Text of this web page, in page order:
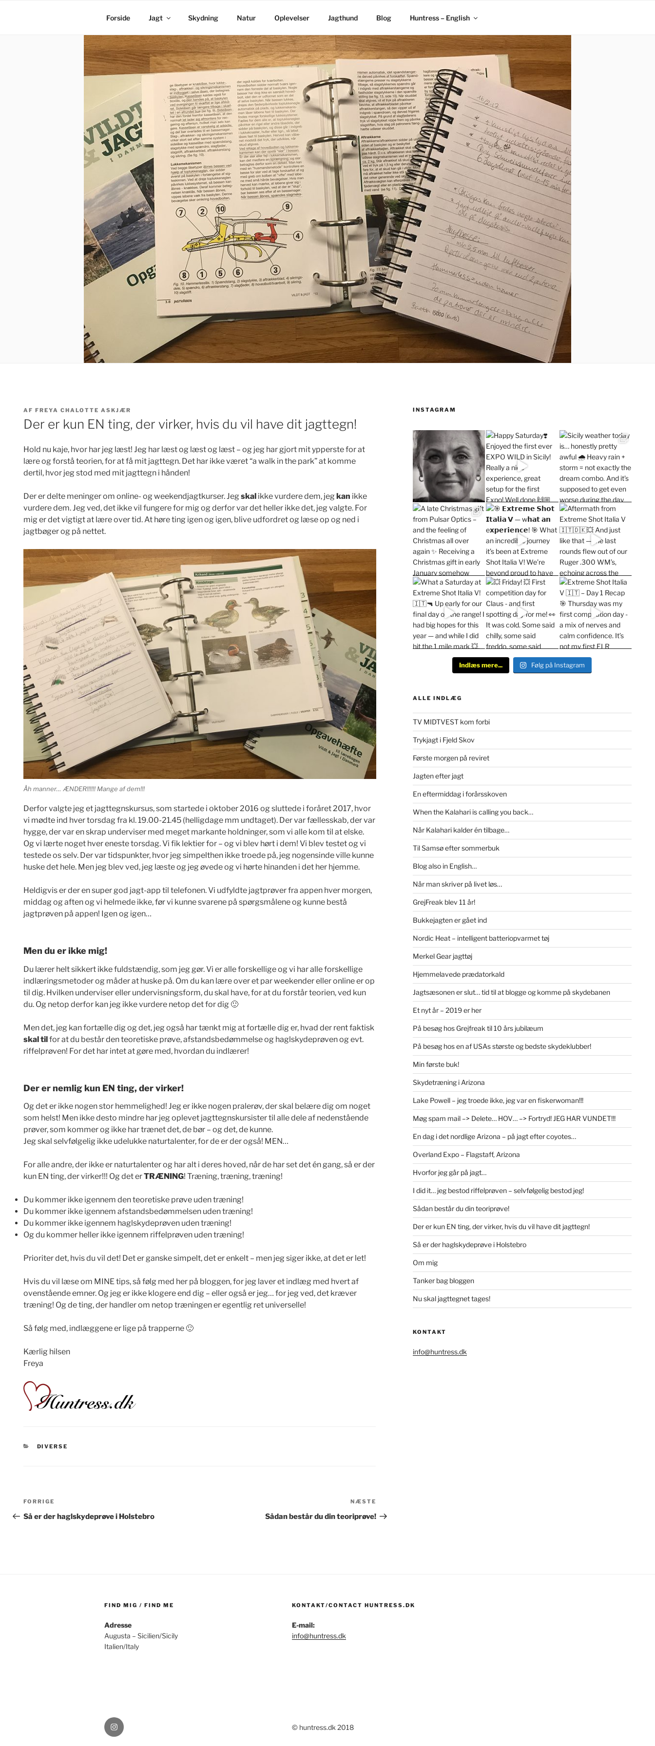
Forside Jagt Skydning Natur Oplevelser Jagthund Blog Huntress – English
UDGIVET
DEN
AF FREYA CHALOTTE ASKJÆR
Der er kun EN ting, der virker, hvis du vil have dit jagttegn!
Hold nu kaje, hvor har jeg læst! Jeg har læst og læst og læst – og jeg har gjort mit ypperste for at
lære og forstå teorien, for at få mit jagttegn. Det har ikke været “a walk in the park” at komme
dertil, hvor jeg stod med mit jagttegn i hånden!
Der er delte meninger om online- og weekendjagtkurser. Jeg skal ikke vurdere dem, jeg kan ikke
vurdere dem. Jeg ved, det ikke vil fungere for mig og derfor var det heller ikke det, jeg valgte. For
mig er det vigtigt at lære over tid. At høre ting igen og igen, blive udfordret og læse op og ned i
jagtbøger og på nettet.
Åh manner… ÆNDER!!!!!! Mange af dem!!!
Derfor valgte jeg et jagttegnskursus, som startede i oktober 2016 og sluttede i foråret 2017, hvor
vi mødte ind hver torsdag fra kl. 19.00-21.45 (helligdage mm undtaget). Der var fællesskab, der var
hygge, der var en skrap underviser med meget markante holdninger, som vi alle kom til at elske.
Og vi lærte noget hver eneste torsdag. Vi fik lektier for – og vi blev hørt i dem! Vi blev testet og vi
testede os selv. Der var tidspunkter, hvor jeg simpelthen ikke troede på, jeg nogensinde ville kunne
huske det hele. Men jeg blev ved, jeg læste og jeg øvede og vi hørte hinanden i det her hjemme.
Heldigvis er der en super god jagt-app til telefonen. Vi udfyldte jagtprøver fra appen hver morgen,
middag og aften og vi helmede ikke, før vi kunne svarene på spørgsmålene og kunne bestå
jagtprøven på appen! Igen og igen…
Men du er ikke mig!
Du lærer helt sikkert ikke fuldstændig, som jeg gør. Vi er alle forskellige og vi har alle forskellige
indlæringsmetoder og måder at huske på. Om du kan lære over et par weekender eller online er op
til dig. Hvilken underviser eller undervisningsform, du skal have, for at du forstår teorien, ved kun
du. Og netop derfor kan jeg ikke vurdere netop det for dig 🙂
Men det, jeg kan fortælle dig og det, jeg også har tænkt mig at fortælle dig er, hvad der rent faktisk
skal tilfor at du består den teoretiske prøve, afstandsbedømmelse og haglskydeprøven og evt.
riffelprøven! For det har intet at gøre med, hvordan du indlærer!
Der er nemlig kun EN ting, der virker!
Og det er ikke nogen stor hemmelighed! Jeg er ikke nogen pralerøv, der skal belære dig om noget
som helst! Men ikke desto mindre har jeg oplevet jagttegnskursister til alle dele af nedenstående
prøver, som kommer og ikke har trænet det, de bør – og det, de kunne.
Jeg skal selvfølgelig ikke udelukke naturtalenter, for de er der også! MEN…
For alle andre, der ikke er naturtalenter og har alt i deres hoved, når de har set det én gang, så er der
kun EN ting, der virker!!! Og det erTRÆNING! Træning, træning, træning!
Du kommer ikke igennem den teoretiske prøve uden træning!
Du kommer ikke igennem afstandsbedømmelsen uden træning!
Du kommer ikke igennem haglskydeprøven uden træning!
Og du kommer heller ikke igennem riffelprøven uden træning!
Prioriter det, hvis du vil det! Det er ganske simpelt, det er enkelt – men jeg siger ikke, at det er let!
Hvis du vil læse om MINE tips, så følg med her på bloggen, for jeg laver et indlæg med hvert af
ovenstående emner. Og jeg er ikke klogere end dig – eller også er jeg… for jeg ved, det kræver
træning! Og de ting, der handler om netop træningen er egentlig ret universelle!
Så følg med, indlæggene er lige på trapperne 🙂
Kærlig hilsen
Freya
KATEGORIER
DIVERSE
Indlægsnavigation
Forrige
indlæg
FORRIGE
Så er der haglskydeprøve i Holstebro
indlæg
NÆSTE
Sådan består du din teoriprøve!
INSTAGRAM
Indlæs mere... Følg på Instagram
ALLE INDLÆG
TV MIDTVEST kom forbi
Trykjagt i Fjeld Skov
Første morgen på reviret
Jagten efter jagt
En eftermiddag i forårsskoven
When the Kalahari is calling you back…
Når Kalahari kalder én tilbage…
Til Samsø efter sommerbuk
Blog also in English…
Når man skriver på livet løs…
GrejFreak blev 11 år!
Bukkejagten er gået ind
Nordic Heat – intelligent batteriopvarmet tøj
Merkel Gear jagttøj
Hjemmelavede prædatorkald
Jagtsæsonen er slut… tid til at blogge og komme på skydebanen
Et nyt år – 2019 er her
På besøg hos Grejfreak til 10 års jubilæum
På besøg hos en af USAs største og bedste skydeklubber!
Min første buk!
Skydetræning i Arizona
Lake Powell – jeg troede ikke, jeg var en fiskerwoman!!!
Møg spam mail –> Delete… HOV… –> Fortryd! JEG HAR VUNDET!!!
En dag i det nordlige Arizona – på jagt efter coyotes…
Overland Expo – Flagstaff, Arizona
Hvorfor jeg går på jagt…
I did it… jeg bestod riffelprøven – selvfølgelig bestod jeg!
Sådan består du din teoriprøve!
Der er kun EN ting, der virker, hvis du vil have dit jagttegn!
Så er der haglskydeprøve i Holstebro
Om mig
Tanker bag bloggen
Nu skal jagttegnet tages!
KONTAKT
info@huntress.dk
FIND MIG / FIND ME
Adresse
Augusta – Sicilien/Sicily
Italien/Italy
KONTAKT/CONTACT HUNTRESS.DK
E-mail:
info@huntress.dk
Instagram © huntress.dk 2018